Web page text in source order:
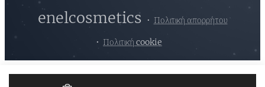
enelcosmetics Πολιτική απορρήτου
Πολιτική cookie